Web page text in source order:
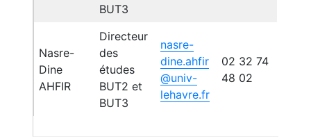
BUT3
Nasre-
Dine
AHFIR
Directeur
des
études
BUT2 et
BUT3
nasre-
dine.ahfir
@univ-
lehavre.fr
02 32 74
48 02